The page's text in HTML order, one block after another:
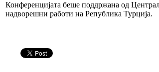
Конференцијата беше поддржана од
надворешни работи на Република Турција.